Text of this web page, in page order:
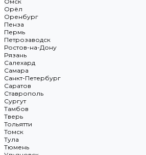
Орёл
Оренбург
Пенза
Пермь
Петрозаводск
Ростов-на-Дону
Рязань
Салехард
Самара
Санкт-Петербург
Саратов
Ставрополь
Сургут
Тамбов
Тверь
Тольятти
Томск
Тула
Тюмень